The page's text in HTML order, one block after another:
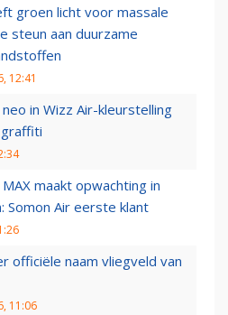
groen licht voor massale
steun aan duurzame
12:41
in Wizz Air-kleurstelling
maakt opwachting in
Somon Air eerste klant
officiële naam vliegveld van
11:06